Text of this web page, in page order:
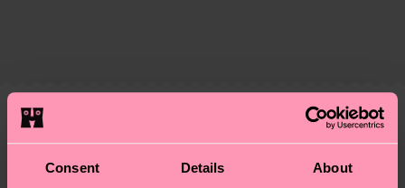
Consent Details About
findest du auf unserer
Nachhaltigkeitsseite.
deine Bestellung versandt wurde. Bitte bedenke,
dass es sich hierbei um einen Richtwert handelt
und die genaue Lieferzeit von der lokalen Post in
deinem Land abhängt.
Ähnliche muster